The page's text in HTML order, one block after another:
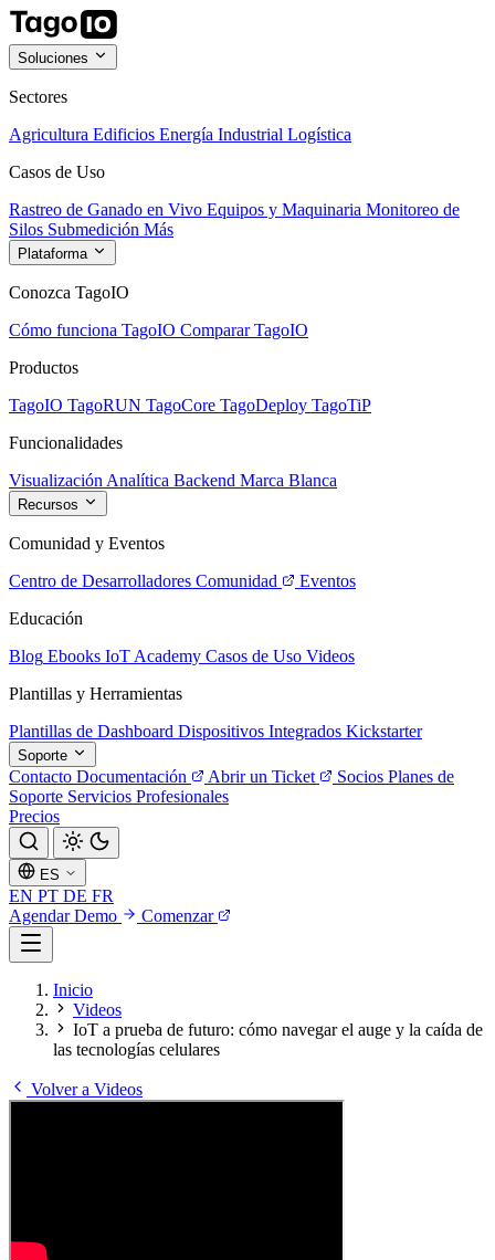
Soluciones
Sectores
Agricultura Edificios Energía Industrial Logística
Casos de Uso
Rastreo de Ganado en Vivo Equipos y Maquinaria Monitoreo de
Silos Submedición Más
Plataforma
Conozca TagoIO
Cómo funciona TagoIO Comparar TagoIO
Productos
TagoIO TagoRUN TagoCore TagoDeploy TagoTiP
Funcionalidades
Visualización Analítica Backend Marca Blanca
Recursos
Comunidad y Eventos
Centro de Desarrolladores Comunidad
Eventos
Educación
Blog Ebooks IoT Academy Casos de Uso Videos
Plantillas y Herramientas
Plantillas de Dashboard Dispositivos Integrados Kickstarter
Soporte
Contacto Documentación Abrir un Ticket Socios Planes de
Soporte Servicios Profesionales
Precios
ES
EN PT DE FR
Agendar Demo
Comenzar
Inicio
Videos
IoT a prueba de futuro: cómo navegar el auge y la caída de
las tecnologías celulares
Volver a Videos